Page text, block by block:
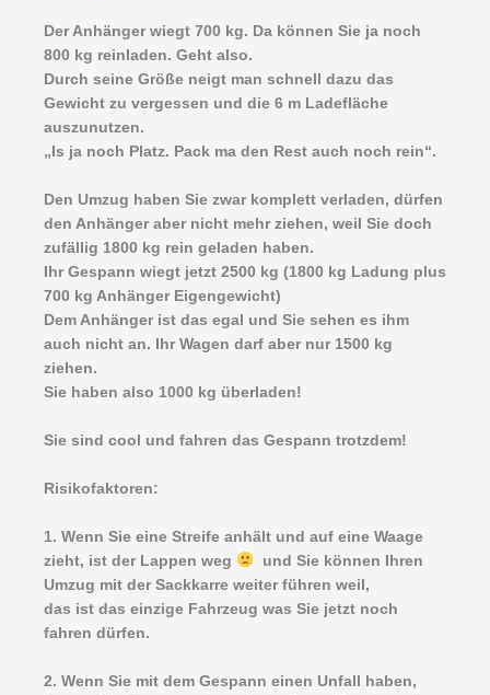
Der Anhänger wiegt 700 kg. Da können Sie ja noch
800 kg reinladen. Geht also.
Durch seine Größe neigt man schnell dazu das
Gewicht zu vergessen und die 6 m Ladefläche
auszunutzen.
„Is ja noch Platz. Pack ma den Rest auch noch rein“.
Den Umzug haben Sie zwar komplett verladen, dürfen
den Anhänger aber nicht mehr ziehen, weil Sie doch
zufällig 1800 kg rein geladen haben.
Ihr Gespann wiegt jetzt 2500 kg (1800 kg Ladung plus
700 kg Anhänger Eigengewicht)
Dem Anhänger ist das egal und Sie sehen es ihm
auch nicht an. Ihr Wagen darf aber nur 1500 kg
ziehen.
Sie haben also 1000 kg überladen!
Sie sind cool und fahren das Gespann trotzdem!
Risikofaktoren:
1. Wenn Sie eine Streife anhält und auf eine Waage
zieht, ist der Lappen weg
und Sie können Ihren
Umzug mit der Sackkarre weiter führen weil,
das ist das einzige Fahrzeug was Sie jetzt noch
fahren dürfen.
2. Wenn Sie mit dem Gespann einen Unfall haben,